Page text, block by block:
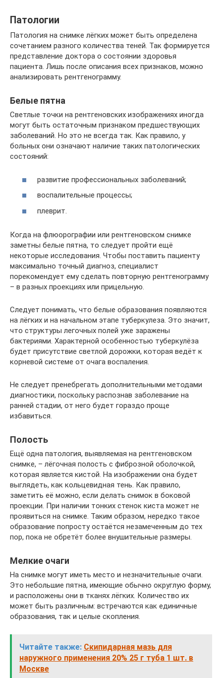
Патологии
Патология на снимке лёгких может быть определена
сочетанием разного количества теней. Так формируется
представление доктора о состоянии здоровья
пациента. Лишь после описания всех признаков, можно
анализировать рентгенограмму.
Белые пятна
Светлые точки на рентгеновских изображениях иногда
могут быть остаточным признаком предшествующих
заболеваний. Но это не всегда так. Как правило, у
больных они означают наличие таких патологических
состояний:
развитие профессиональных заболеваний;
воспалительные процессы;
плеврит.
Когда на флюорографии или рентгеновском снимке
заметны белые пятна, то следует пройти ещё
некоторые исследования. Чтобы поставить пациенту
максимально точный диагноз, специалист
порекомендует ему сделать повторную рентгенограмму
– в разных проекциях или прицельную.
Следует понимать, что белые образования появляются
на лёгких и на начальном этапе туберкулеза. Это значит,
что структуры легочных полей уже заражены
бактериями. Характерной особенностью туберкулёза
будет присутствие светлой дорожки, которая ведёт к
корневой системе от очага воспаления.
Не следует пренебрегать дополнительными методами
диагностики, поскольку распознав заболевание на
ранней стадии, от него будет гораздо проще
избавиться.
Полость
Ещё одна патология, выявляемая на рентгеновском
снимке, – лёгочная полость с фиброзной оболочкой,
которая является кистой. На изображении она будет
выглядеть, как кольцевидная тень. Как правило,
заметить её можно, если делать снимок в боковой
проекции. При наличии тонких стенок киста может не
проявиться на снимке. Таким образом, нередко такое
образование попросту остаётся незамеченным до тех
пор, пока не обретёт более внушительные размеры.
Мелкие очаги
На снимке могут иметь место и незначительные очаги.
Это небольшие пятна, имеющие обычно округлую форму,
и расположены они в тканях лёгких. Количество их
может быть различным: встречаются как единичные
образования, так и целые скопления.
Читайте также: Скипидарная мазь для
наружного применения 20% 25 г туба 1 шт. в
Москве